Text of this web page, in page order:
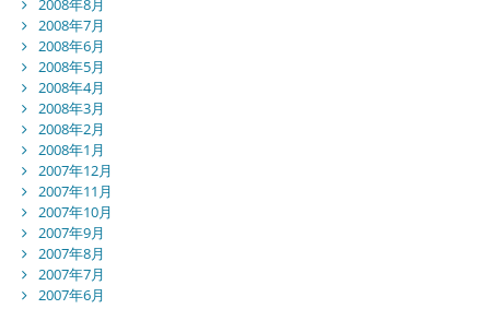
2008年7月
2008年6月
2008年5月
2008年4月
2008年3月
2008年2月
2008年1月
2007年12月
2007年11月
2007年10月
2007年9月
2007年8月
2007年7月
2007年6月